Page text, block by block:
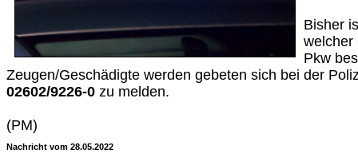
Bisher
welcher
Pkw
Zeugen/Geschädigte werden gebeten sich bei der
02602/9226-0 zu melden.
(PM)
Nachricht vom 28.05.2022